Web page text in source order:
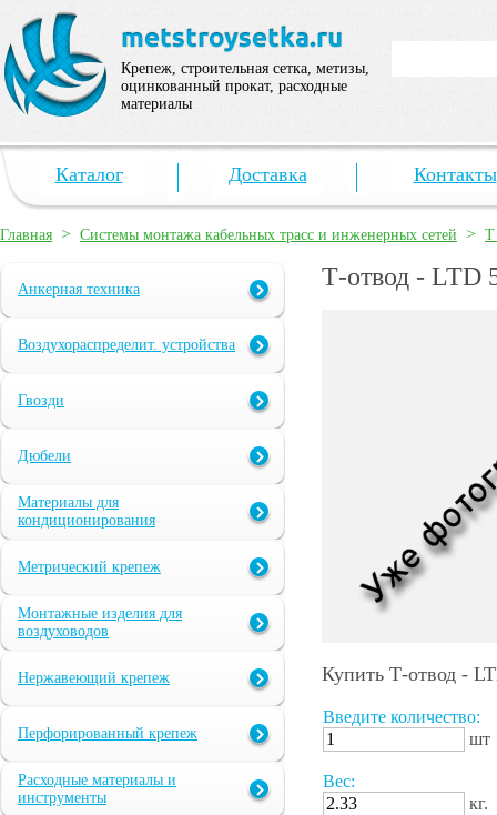
Крепеж, строительная сетка, метизы,
оцинкованный прокат, расходные
материалы
Каталог Доставка Контакты
Главная > Системы монтажа кабельных трасс и инженерных сетей > Т
Анкерная техника
Воздухораспределит. устройства
Гвозди
Дюбели
Материалы для
кондиционирования
Метрический крепеж
Монтажные изделия для
воздуховодов
Нержавеющий крепеж
Перфорированный крепеж
Расходные материалы и
инструменты
Т-отвод - LTD
Купить Т-отвод -
Введите количество:
шт
Вес:
кг.